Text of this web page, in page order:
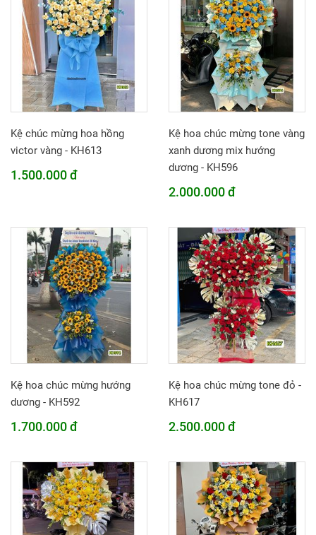
Kệ chúc mừng hoa hồng
victor vàng - KH613
1.500.000 đ
Kệ hoa chúc mừng tone vàng
xanh dương mix hướng
dương - KH596
2.000.000 đ
Kệ hoa chúc mừng hướng
dương - KH592
1.700.000 đ
Kệ hoa chúc mừng tone đỏ -
KH617
2.500.000 đ